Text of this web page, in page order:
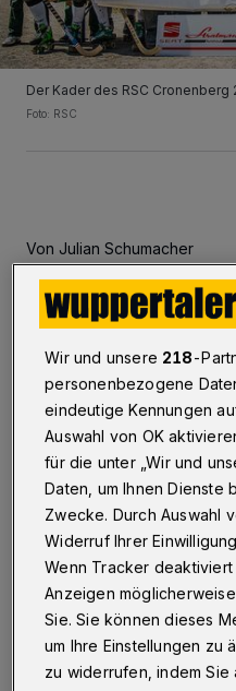
Der Kader des RSC Cronenberg
Foto: RSC
Von Julian Schumacher
R ollhockey:
Bundesliga, Männer:
RSC Cronenberg - SC
Tore: Molet (4), Rath
Der RSC verbesserte
Samstag (3.
Tabellenführer
in die Alfred-
Hockey:
Wir und unsere 218-
personenbezogene
eindeutige Kennungen
Auswahl von OK
für die unter „Wir und
Daten, um Ihnen Dienste
Zwecke. Durch Auswahl
Widerruf Ihrer
Wenn Tracker
Anzeigen
Sie. Sie können dieses
um Ihre Einstellungen zu
zu widerrufen, indem Sie